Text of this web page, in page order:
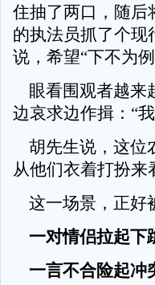
住抽了两口，随后
的执法员抓了个现
说，希望“下不为
眼看围观者越来
边哀求边作揖：“
胡先生说，这位
从他们衣着打扮来
这一场景，正好
一对情侣拉起下
一言不合险起冲